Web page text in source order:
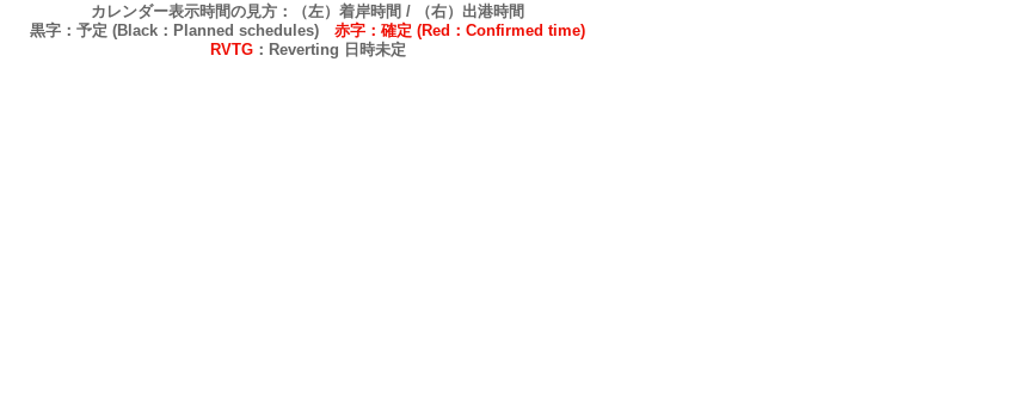
カレンダー表示時間の見方：（左）着岸時間 / （右）出港時間
黒字：予定 (Black：Planned schedules) 赤字：確定 (Red：Confirmed time)
RVTG：Reverting 日時未定